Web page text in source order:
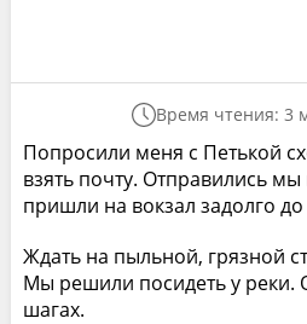
Время чтения: 3
Попросили меня с Петькой
взять почту. Отправились
пришли на вокзал задолго
Ждать на пыльной, грязной
Мы решили посидеть у реки.
шагах.